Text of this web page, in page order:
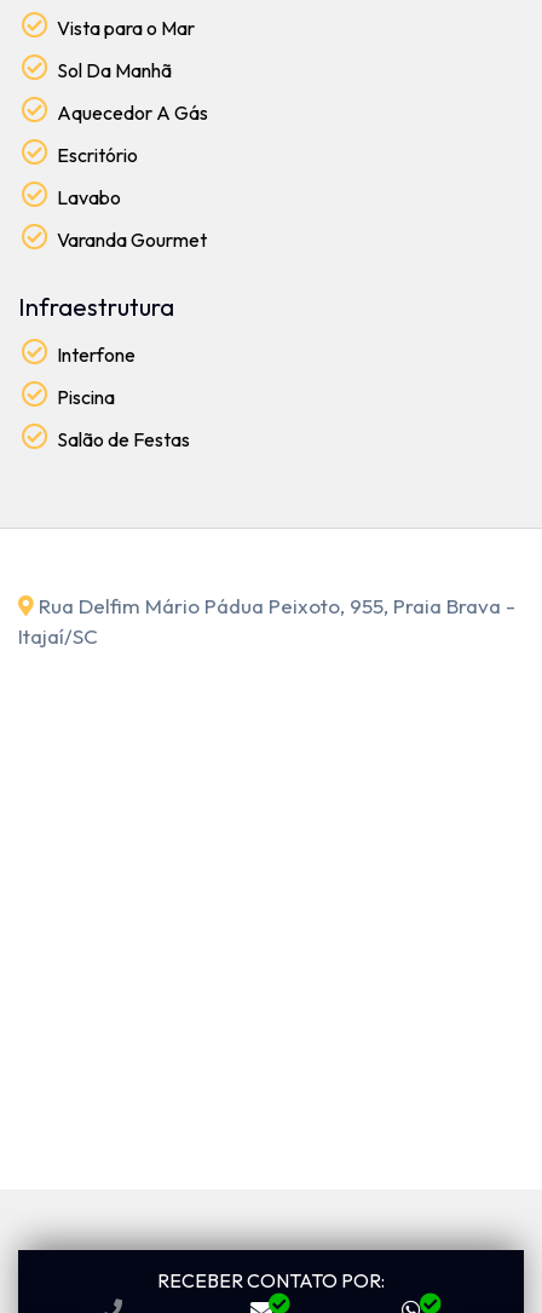
Vista para o Mar
Sol Da Manhã
Aquecedor A Gás
Escritório
Lavabo
Varanda Gourmet
Infraestrutura
Interfone
Piscina
Salão de Festas
Rua Delfim Mário Pádua Peixoto, 955, Praia Brava -
Itajaí/SC
RECEBER CONTATO POR: